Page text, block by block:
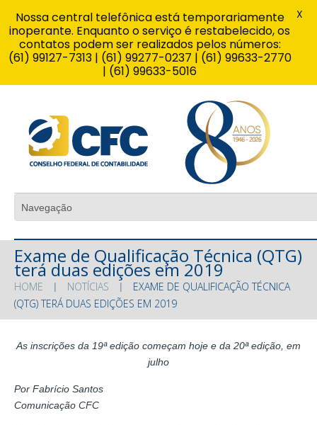
Exame de Qualificação Técnica (QTG)
terá duas edições em 2019
HOME NOTÍCIAS
EXAME DE QUALIFICAÇÃO TÉCNICA
(QTG) TERÁ DUAS EDIÇÕES EM 2019
As inscrições da 19ª edição começam hoje e da 20ª edição, em
julho
Por Fabrício Santos
Comunicação CFC
Nossa central telefônica está temporariamente
inoperante. Enquanto o serviço é restabelecido, os
contatos podem ser realizados pelos números:
(61) 99127-7313 | (61) 99277-0237 | (61) 99633-2770
| (61) 99633-5016
X